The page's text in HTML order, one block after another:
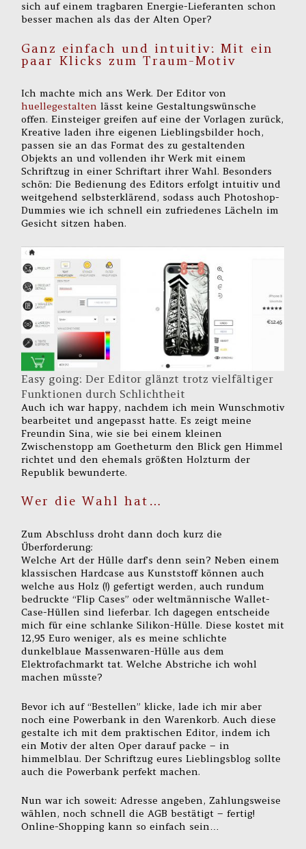
sich auf einem tragbaren Energie-Lieferanten schon
besser machen als das der Alten Oper?
Ganz einfach und intuitiv: Mit ein
paar Klicks zum Traum-Motiv
Ich machte mich ans Werk. Der Editor von
huellegestaltenlässt keine Gestaltungswünsche
offen. Einsteiger greifen auf eine der Vorlagen zurück,
Kreative laden ihre eigenen Lieblingsbilder hoch,
passen sie an das Format des zu gestaltenden
Objekts an und vollenden ihr Werk mit einem
Schriftzug in einer Schriftart ihrer Wahl. Besonders
schön: Die Bedienung des Editors erfolgt intuitiv und
weitgehend selbsterklärend, sodass auch Photoshop-
Dummies wie ich schnell ein zufriedenes Lächeln im
Gesicht sitzen haben.
Easy going: Der Editor glänzt trotz vielfältiger
Funktionen durch Schlichtheit
Auch ich war happy, nachdem ich mein Wunschmotiv
bearbeitet und angepasst hatte. Es zeigt meine
Freundin Sina, wie sie bei einem kleinen
Zwischenstopp am Goetheturm den Blick gen Himmel
richtet und den ehemals größten Holzturm der
Republik bewunderte.
Wer die Wahl hat…
Zum Abschluss droht dann doch kurz die
Überforderung:
Welche Art der Hülle darf’s denn sein? Neben einem
klassischen Hardcase aus Kunststoff können auch
welche aus Holz (!) gefertigt werden, auch rundum
bedruckte “Flip Cases” oder weltmännische Wallet-
Case-Hüllen sind lieferbar. Ich dagegen entscheide
mich für eine schlanke Silikon-Hülle. Diese kostet mit
12,95 Euro weniger, als es meine schlichte
dunkelblaue Massenwaren-Hülle aus dem
Elektrofachmarkt tat. Welche Abstriche ich wohl
machen müsste?
Bevor ich auf “Bestellen” klicke, lade ich mir aber
noch eine Powerbank in den Warenkorb. Auch diese
gestalte ich mit dem praktischen Editor, indem ich
ein Motiv der alten Oper darauf packe – in
himmelblau. Der Schriftzug eures Lieblingsblog sollte
auch die Powerbank perfekt machen.
Nun war ich soweit: Adresse angeben, Zahlungsweise
wählen, noch schnell die AGB bestätigt – fertig!
Online-Shopping kann so einfach sein…